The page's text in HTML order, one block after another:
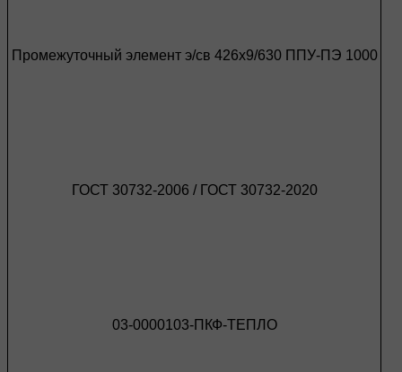
Промежуточный элемент э/св 426х9/630 ППУ-ПЭ 1000
ГОСТ 30732-2006 / ГОСТ 30732-2020
03-0000103-ПКФ-ТЕПЛО